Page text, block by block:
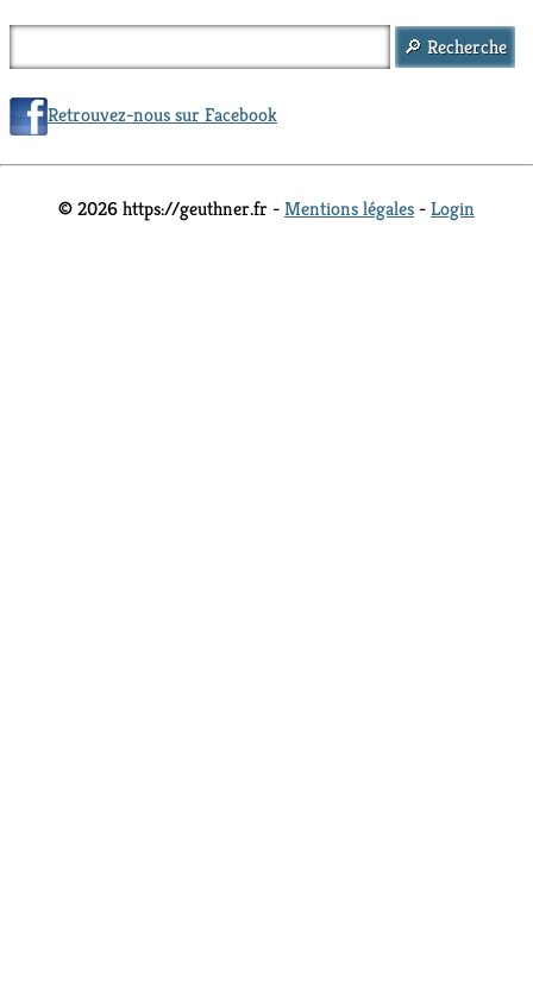
Retrouvez-nous sur Facebook
© 2026 https://geuthner.fr -Mentions légales -Login